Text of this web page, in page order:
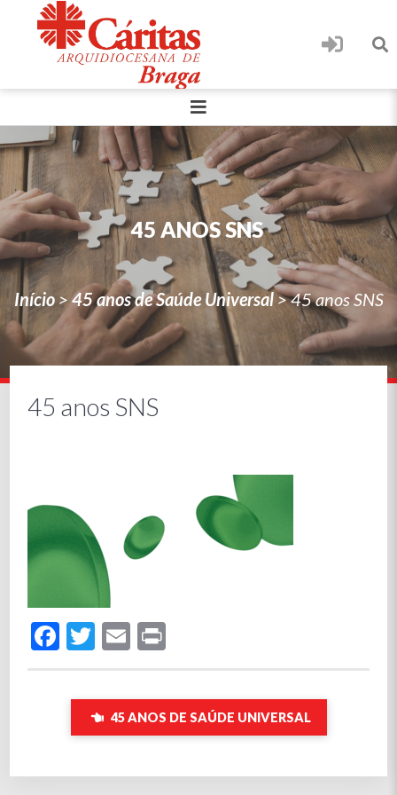
45 ANOS SNS
Início >45 anos de Saúde Universal>45 anos SNS
45 anos SNS
Facebook
Twitter
Email
45 ANOS DE SAÚDE UNIVERSAL